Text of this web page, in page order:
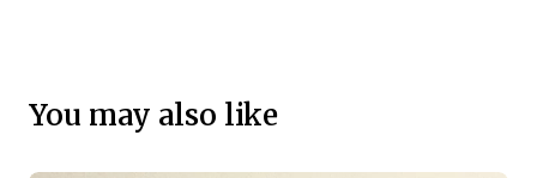
You may also like